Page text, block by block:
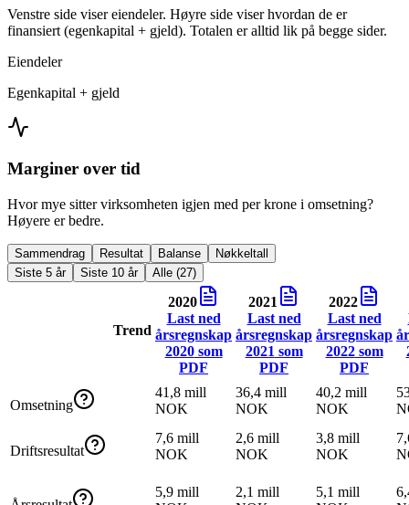
Venstre side viser eiendeler. Høyre side viser hvordan de er
finansiert (egenkapital + gjeld). Totalen er alltid lik på begge sider.
Eiendeler
Egenkapital + gjeld
Marginer over tid
Hvor mye sitter virksomheten igjen med per krone i omsetning?
Høyere er bedre.
Sammendrag Resultat Balanse
Nøkkeltall
Siste 5 år
Siste 10 år Alle (27)
Trend
2020
Last ned
årsregnskap
2020som
PDF
2021
Last ned
årsregnskap
2021 som
PDF
2022
Last ned
årsregnskap
2022som
PDF
Omsetning
41,8 mill
NOK
36,4 mill
NOK
40,2 mill
NOK
Driftsresultat
7,6 mill
NOK
2,6 mill
NOK
3,8 mill
NOK
5,9 mill
2,1 mill
5,1 mill